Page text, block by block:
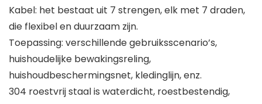
Kabel: het bestaat uit 7 strengen, elk met 7 draden,
die flexibel en duurzaam zijn.
Toepassing: verschillende gebruiksscenario’s,
huishoudelijke bewakingsreling,
huishoudbeschermingsnet, kledinglijn, enz.
304 roestvrij staal is waterdicht, roestbestendig,